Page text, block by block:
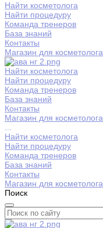
Найти косметолога
Найти процедуру
Команда тренеров
База знаний
Контакты
Магазин для косметолога
Найти косметолога
Найти процедуру
Команда тренеров
База знаний
Контакты
Магазин для косметолога
Найти косметолога
Найти процедуру
Команда тренеров
База знаний
Контакты
Магазин для косметолога
Поиск